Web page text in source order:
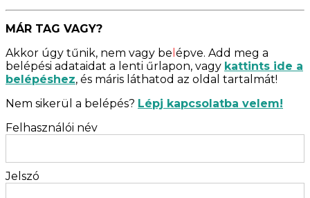
MÁR TAG VAGY?
Akkor úgy tűnik, nem vagy be épve. Add meg a
belépési adataidat a lenti űrlapon, vagy kattints ide a
belépéshez, és máris láthatod az oldal tartalmát!
Nem sikerül a belépés? Lépj kapcsolatba velem!
Felhasználói név
Jelszó